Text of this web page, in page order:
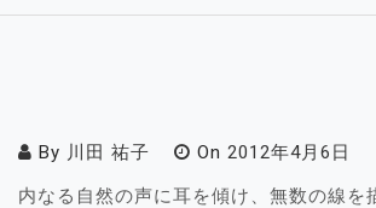
By 川田 祐子 On 2012年4月6日
内なる自然の声に耳を傾け、無数の線を